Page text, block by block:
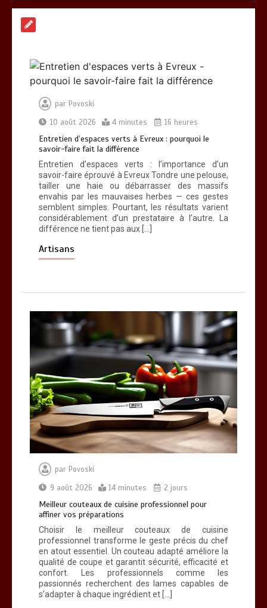
Entretien d’espaces verts à Evreux :
pourquoi le savoir-faire fait la
différence
0 4 minutes
Meilleur couteaux de cuisine
professionnel pour affiner vos
préparations
14 minutes
par Povoski
10 août 2026
4 minutes 16 heures
Entretien d’espaces verts à Evreux : pourquoi le
savoir-faire fait la différence
Entretien d’espaces verts : l’importance d’un
savoir-faire éprouvé à Evreux Tondre une pelouse,
tailler une haie ou débarrasser des massifs
envahis par les mauvaises herbes — ces gestes
semblent simples. Pourtant, les résultats varient
considérablement d’un prestataire à l’autre. La
différence ne tient pas aux […]
Artisans
par Povoski
9 août 2026
14 minutes 2 jours
Meilleur couteaux de cuisine professionnel pour
affiner vos préparations
Choisir le meilleur couteaux de cuisine
professionnel transforme le geste précis du chef
en atout essentiel. Un couteau adapté améliore la
qualité de coupe et garantit sécurité, efficacité et
confort. Les professionnels comme les
passionnés recherchent des lames capables de
s’adapter à chaque ingrédient et […]